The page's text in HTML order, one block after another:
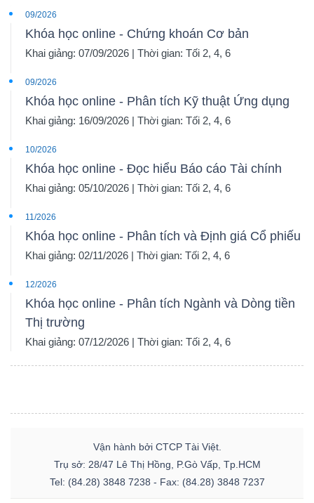
09/2026
Khóa học online - Chứng khoán Cơ bản
Khai giảng: 07/09/2026 | Thời gian: Tối 2, 4, 6
09/2026
Khóa học online - Phân tích Kỹ thuật Ứng dụng
Khai giảng: 16/09/2026 | Thời gian: Tối 2, 4, 6
10/2026
Khóa học online - Đọc hiểu Báo cáo Tài chính
Khai giảng: 05/10/2026 | Thời gian: Tối 2, 4, 6
11/2026
Khóa học online - Phân tích và Định giá Cổ phiếu
Khai giảng: 02/11/2026 | Thời gian: Tối 2, 4, 6
12/2026
Khóa học online - Phân tích Ngành và Dòng tiền
Thị trường
Khai giảng: 07/12/2026 | Thời gian: Tối 2, 4, 6
Vận hành bởi CTCP Tài Việt.
Trụ sở: 28/47 Lê Thị Hồng, P.Gò Vấp, Tp.HCM
Tel: (84.28) 3848 7238 - Fax: (84.28) 3848 7237